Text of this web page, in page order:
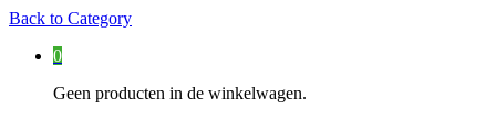
Back to Category
0
Geen producten in de winkelwagen.